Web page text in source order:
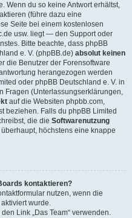
Wenn du so keine Antwort erhältst,
(führe dazu eine
Seite bei einem kostenlosen
usw. liegt — den Support oder
Bitte beachte, dass phpBB
e. V. (phpBB.de) absolut keinen
die Benutzer der Forensoftware
herangezogen werden
oder phpBB Deutschland e. V. in
Fragen (Unterlassungserklärungen,
auf die Websiten phpbb.com,
beziehen. Falls du phpBB Limited
die die Softwarenutzung
höchstens eine knappe
kontaktieren?
nutzen, wenn die
wurde.
Link „Das Team“ verwenden.